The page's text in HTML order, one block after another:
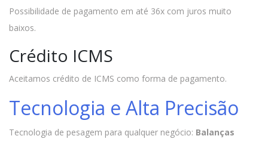
Possibilidade de pagamento em até 36x com juros muito
baixos.
Crédito ICMS
Aceitamos crédito de ICMS como forma de pagamento.
Tecnologia e Alta Precisão
Tecnologia de pesagem para qualquer negócio: Balanças